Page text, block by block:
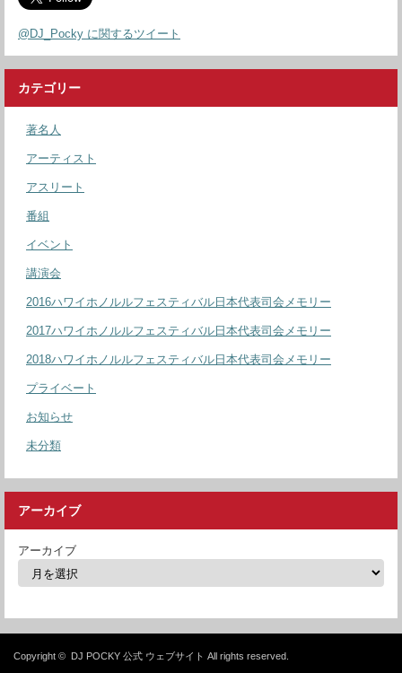
@DJ_Pocky に関するツイート
カテゴリー
著名人
アーティスト
アスリート
番組
イベント
講演会
2016ハワイホノルルフェスティバル日本代表司会メモリー
2017ハワイホノルルフェスティバル日本代表司会メモリー
2018ハワイホノルルフェスティバル日本代表司会メモリー
プライベート
お知らせ
未分類
アーカイブ
アーカイブ
Copyright © DJ POCKY 公式 ウェブサイト All rights reserved.